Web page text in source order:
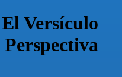
Versículo